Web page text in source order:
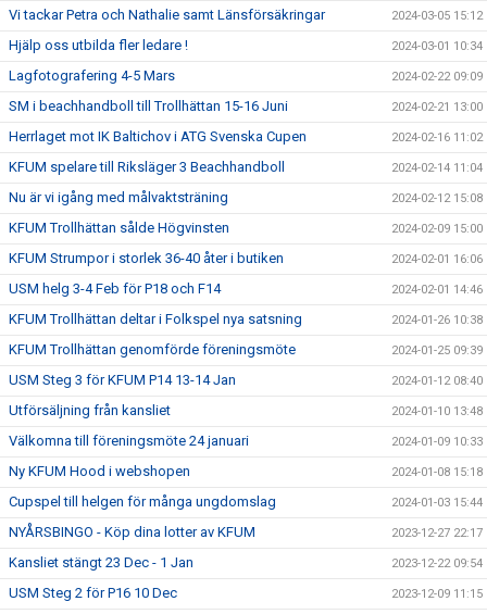
Vi tackar Petra och Nathalie samt Länsförsäkringar 2024-03-05 15:12
Hjälp oss utbilda fler ledare ! 2024-03-01 10:34
Lagfotografering 4-5 Mars 2024-02-22 09:09
SM i beachhandboll till Trollhättan 15-16 Juni 2024-02-21 13:00
Herrlaget mot IK Baltichov i ATG Svenska Cupen 2024-02-16 11:02
KFUM spelare till Riksläger 3 Beachhandboll 2024-02-14 11:04
Nu är vi igång med målvaktsträning 2024-02-12 15:08
KFUM Trollhättan sålde Högvinsten 2024-02-09 15:00
KFUM Strumpor i storlek 36-40 åter i butiken 2024-02-01 16:06
USM helg 3-4 Feb för P18 och F14 2024-02-01 14:46
KFUM Trollhättan deltar i Folkspel nya satsning 2024-01-26 10:38
KFUM Trollhättan genomförde föreningsmöte 2024-01-25 09:39
USM Steg 3 för KFUM P14 13-14 Jan 2024-01-12 08:40
Utförsäljning från kansliet 2024-01-10 13:48
Välkomna till föreningsmöte 24 januari 2024-01-09 10:33
Ny KFUM Hood i webshopen 2024-01-08 15:18
Cupspel till helgen för många ungdomslag 2024-01-03 15:44
NYÅRSBINGO - Köp dina lotter av KFUM 2023-12-27 22:17
Kansliet stängt 23 Dec - 1 Jan 2023-12-22 09:54
USM Steg 2 för P16 10 Dec 2023-12-09 11:15